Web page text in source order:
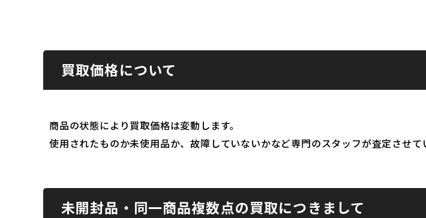
買取価格について
商品の状態により買取価格は変動します。
使用されたものか未使用品か、故障していないかなど専門のスタッフが査定させて
未開封品・同一商品複数点の買取につきまして